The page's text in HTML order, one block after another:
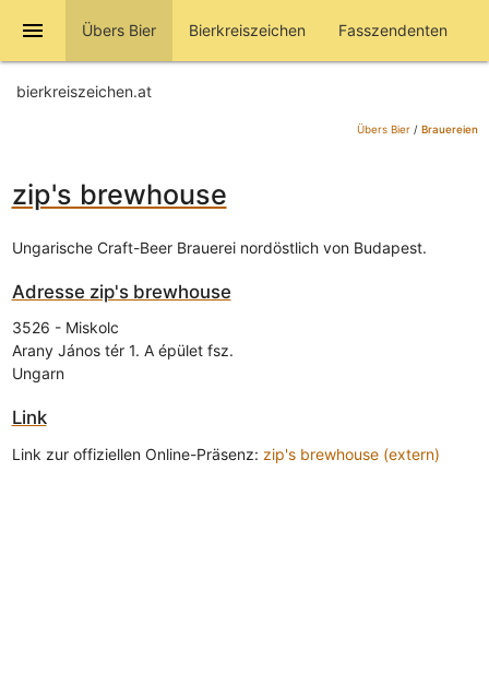
menu Übers Bier Bierkreiszeichen Fasszendenten
bierkreiszeichen.at
Übers Bier/ Brauereien
zip's brewhouse
Ungarische Craft-Beer Brauerei nordöstlich von Budapest.
Adresse zip's brewhouse
3526 - Miskolc
Arany János tér 1. A épület fsz.
Ungarn
Link
Link zur offiziellen Online-Präsenz: zip's brewhouse (extern)